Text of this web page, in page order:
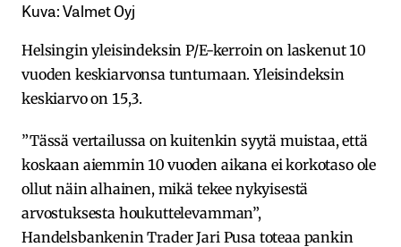
Kuva: Valmet Oyj
Helsingin yleisindeksin P/E-kerroin on laskenut 10
vuoden keskiarvonsa tuntumaan. Yleisindeksin
keskiarvo on 15,3.
”Tässä vertailussa on kuitenkin syytä muistaa, että
koskaan aiemmin 10 vuoden aikana ei korkotaso ole
ollut näin alhainen, mikä tekee nykyisestä
arvostuksesta houkuttelevamman”,
Handelsbankenin Trader Jari Pusa toteaa pankin